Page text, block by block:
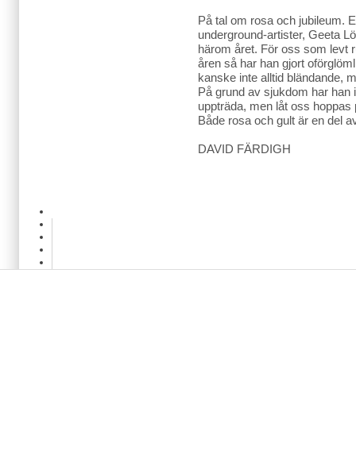
På tal om rosa och jubileum.
underground-artister, Geeta
härom året. För oss som levt
åren så har han gjort
kanske inte alltid bländande,
På grund av sjukdom har
uppträda, men låt oss
Både rosa och gult är en del
DAVID FÄRDIGH